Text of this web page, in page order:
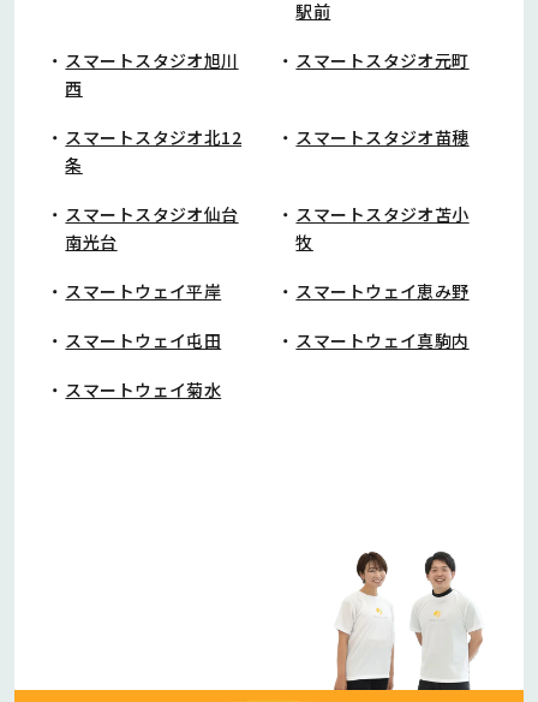
駅前
スマートスタジオ旭川
西
スマートスタジオ元町
スマートスタジオ北12
条
スマートスタジオ苗穂
スマートスタジオ仙台
南光台
スマートスタジオ苫小
牧
スマートウェイ平岸 スマートウェイ恵み野
スマートウェイ屯田 スマートウェイ真駒内
スマートウェイ菊水